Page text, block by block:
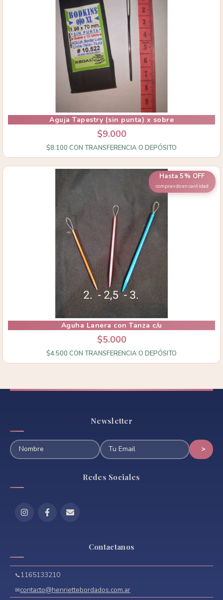
Aguja Tapestry (sin punta) x sobre
$9.000
$8.100 CON TRANSFERENCIA O DEPÓSITO
Hasta 5% OFF
comprando en cantidad
Aguha Lanera con Tanza c/u
$5.000
$4.500 CON TRANSFERENCIA O DEPÓSITO
Newsletter
Redes Sociales
Contactanos
1165133210
contacto@henriettebordados.com.ar